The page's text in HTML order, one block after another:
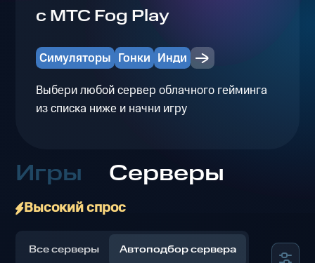
с МТС Fog Play
Симуляторы Гонки Инди
Выбери любой сервер облачного гейминга
из списка ниже и начни игру
Игры Серверы
Высокий спрос
Все серверы Автоподбор сервера